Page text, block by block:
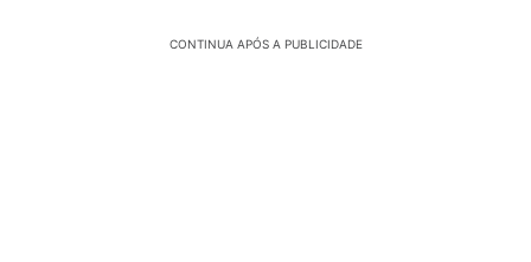
CONTINUA APÓS A PUBLICIDADE